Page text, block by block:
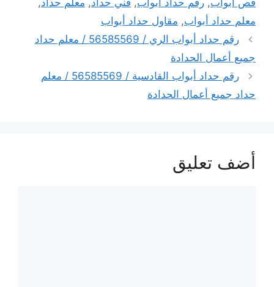
قص أبواب, رقم حداد أبواب, فني حداد, معلم حداد,
معلم حداد أبواب, مقاول حداد أبواب
رقم حداد أبواب الري / 56585569 / معلم حداد
جميع أعمال الحدادة
رقم حداد أبواب القادسية / 56585569 / معلم
حداد جميع أعمال الحدادة
أضف تعليق